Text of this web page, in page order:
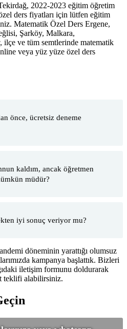
2022-2023 eğitim öğretim
ders fiyatları için lütfen eğitim
Matematik Özel Ders Ergene,
Şarköy, Malkara,
ilçe ve tüm semtlerinde matematik
veya yüz yüze özel ders
önce, ücretsiz deneme
kaldım, ancak öğretmen
müdür?
iyi sonuç veriyor mu?
döneminin yarattığı olumsuz
kampanya başlattık. Bizleri
iletişim formunu doldurarak
teklifi alabilirsiniz.